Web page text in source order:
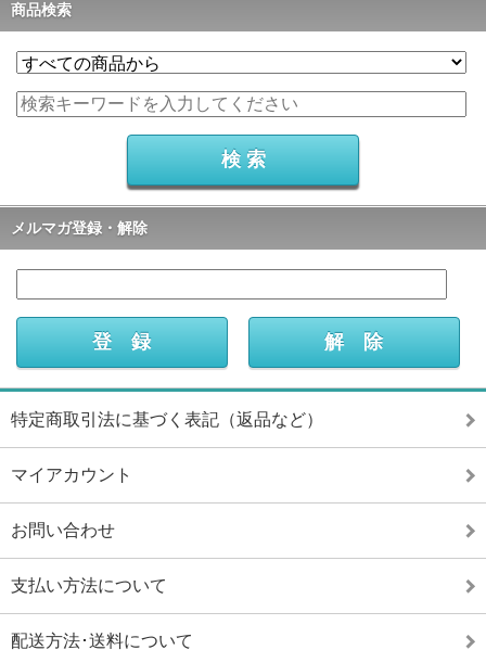
商品検索
メルマガ登録・解除
特定商取引法に基づく表記（返品など）
マイアカウント
お問い合わせ
支払い方法について
配送方法･送料について